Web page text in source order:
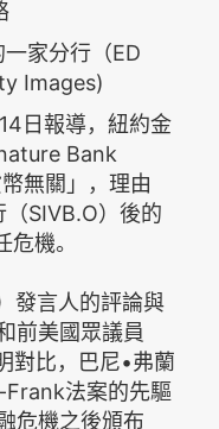
家分行（ED
Images)
日報導，紐約金
Bank
無關」，理由
SIVB.O）後的
機。
發言人的評論與
前美國眾議員
對比，巴尼•弗蘭
法案的先驅
危機之後頒布